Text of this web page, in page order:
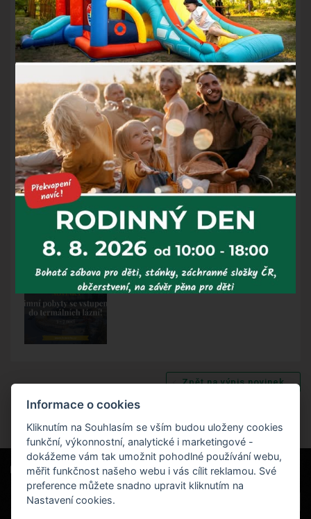
Denně se nás ptáte, zda budou tyto balíčky dostupné i pro
zimní sezónu. Naše odpověď zní:ANO, nyní je nejvyšší čas
objednat ten Váš! Více než polovina kapacity je vyprodána.
Můžete si vybrat pobyt v délce3–7 nocí
Platípo celou zimní sezónu
Ideální kombinaceaktivního dne na horách a dokonalého
relaxu v termálních lázních
Kompletní nabídku zimních pobytů najdete zde:
https://www.hotelchs.cz/cs/pobyty-jeseniky/#zima-73
Těšíme se na Vás v Jeseníkách na viděnou! Tým Hotelu
Zpět na výpis novinek
Hotel Červenohorské sedlo
Kouty nad Desnou 80, 788 11 Loučná nad
Naši partneři
Projekt EU
Informace o cookies
Kliknutím na Souhlasím se vším budou uloženy cookies
funkční, výkonnostní, analytické i marketingové -
dokážeme vám tak umožnit pohodlné používání webu,
měřit funkčnost našeho webu i vás cílit reklamou. Své
preference můžete snadno upravit kliknutím na
Nastavení cookies.